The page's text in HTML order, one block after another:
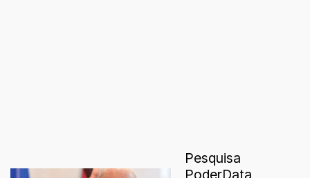
Pesquisa